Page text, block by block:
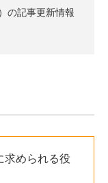
の記事更新情報
求められる役